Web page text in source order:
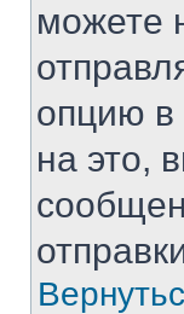
можете
опцию в
на это,